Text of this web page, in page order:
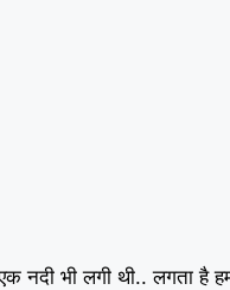
नदी भी लगी थी.. लगता है